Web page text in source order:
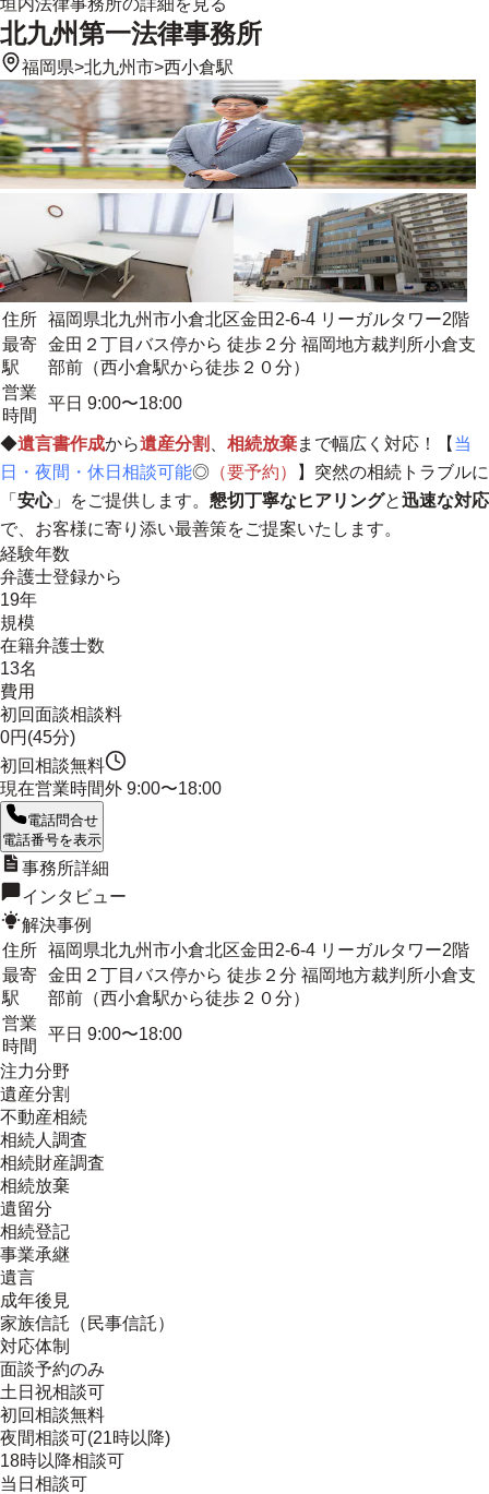
垣内法律事務所の詳細を見る
北九州第一法律事務所
福岡県>北九州市>西小倉駅
住所 福岡県北九州市小倉北区金田2-6-4 リーガルタワー2階
最寄
駅
金田２丁目バス停から 徒歩２分 福岡地方裁判所小倉支
部前（西小倉駅から徒歩２０分）
営業
時間
平日 9:00〜18:00
◆遺言書作成から遺産分割 相続放棄まで幅広く対応！【 当
日・夜間・休日相談可能◎ （要予約）
】突然の相続トラブルに
「 安心」をご提供します。 懇切丁寧なヒアリングと迅速な対応
で、お客様に寄り添い最善策をご提案いたします。
経験年数
弁護士登録から
19年
規模
在籍弁護士数
13名
費用
初回面談相談料
0円(45分)
初回相談無料
現在営業時間外 9:00〜18:00
電話問合せ
電話番号を表示
事務所詳細
インタビュー
解決事例
住所 福岡県北九州市小倉北区金田2-6-4 リーガルタワー2階
最寄
駅
金田２丁目バス停から 徒歩２分 福岡地方裁判所小倉支
部前（西小倉駅から徒歩２０分）
営業
時間
平日 9:00〜18:00
注力分野
遺産分割
不動産相続
相続人調査
相続財産調査
相続放棄
遺留分
相続登記
事業承継
遺言
成年後見
家族信託（民事信託）
対応体制
面談予約のみ
土日祝相談可
初回相談無料
夜間相談可(21時以降)
18時以降相談可
当日相談可